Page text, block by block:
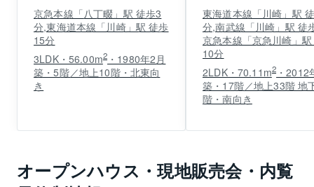
京急本線「八丁畷」駅 徒歩3
分,東海道本線「川崎」駅 徒歩
15分
3LDK・56.00m2 ・1980年2月
築・5階／地上10階・北東向
き
東海道本線「川崎」駅
分,南武線「川崎」駅 徒
京急本線「京急川崎」
10分
2LDK・70.11m2 ・2012
築・17階／地上33階 地
階・南向き
オープンハウス・現地販売会・内覧